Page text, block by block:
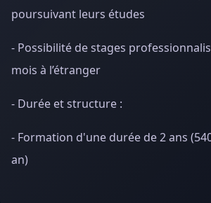
poursuivant leurs études
- Possibilité de stages
mois à l’étranger
- Durée et structure :
- Formation d'une durée de 2 ans
an)